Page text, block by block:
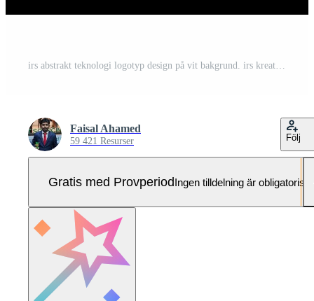
irs abstrakt teknologi logotyp design på vit bakgrund. irs kreativ initialer brev logotyp begrepp. Pro Vektor och Pro SVG
Faisal Ahamed
59 421 Resurser Följ
Gratis med ProvperiodIngen tilldelning är obligatorisk